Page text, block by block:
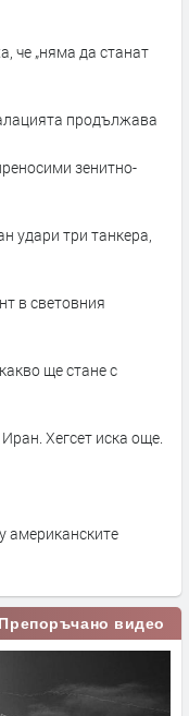
че „няма да станат
продължава
зенитно-
удари три танкера,
в световния
ще стане с
Хегсет иска още.
американските
Препоръчано видео